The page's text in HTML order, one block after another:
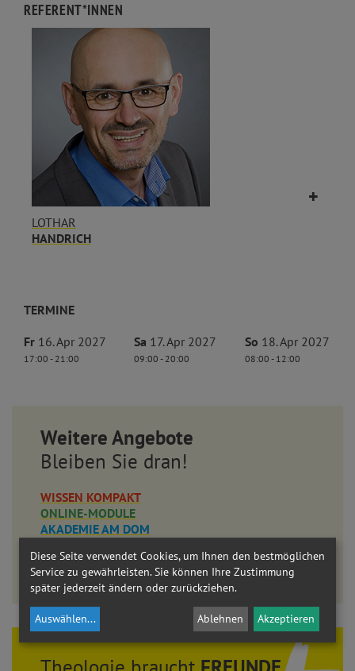
REFERENT*INNEN
LOTHAR
HANDRICH
TERMINE
Fr 16. Apr 2027
17:00 - 21:00
Sa 17. Apr 2027
09:00 - 20:00
So 18. Apr 2027
08:00 - 12:00
Weitere Angebote
Bleiben Sie dran!
WISSEN KOMPAKT
ONLINE-MODULE
AKADEMIE AM DOM
LEHRGANG THEOLOGIE
Eine umfassende Auseinandersetzung mit dem christlichen Glauben.
Diese Seite verwendet Cookies, um Ihnen den bestmöglichen
Service zu gewährleisten. Sie können Ihre Zustimmung
später jederzeit ändern oder zurückziehen.
Auswählen... Ablehnen Akzeptieren